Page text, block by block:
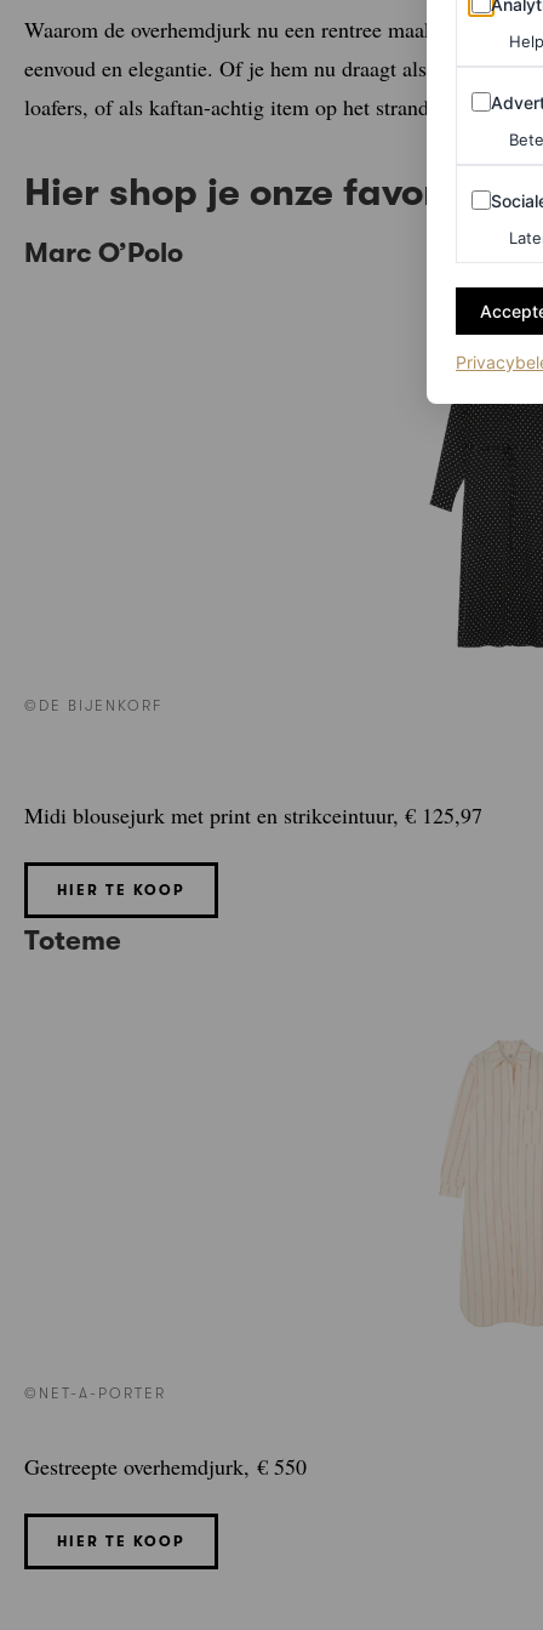
Waarom de overhemdjurk nu een rentree maakt in het
eenvoud en elegantie. Of je hem nu draagt als
loafers, of als kaftan-achtig item op het strand: de
Hier shop je onze favorieten
Marc O’Polo
©DE BIJENKORF
Midi blousejurk met print en strikceintuur, € 125,97
HIER TE KOOP
Toteme
©NET-A-PORTER
Gestreepte overhemdjurk, € 550
HIER TE KOOP
Sociale